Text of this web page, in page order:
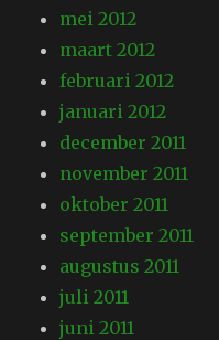
mei 2012
maart 2012
februari 2012
januari 2012
december 2011
november 2011
oktober 2011
september 2011
augustus 2011
juli 2011
juni 2011